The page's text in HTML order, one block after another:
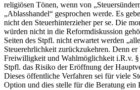
religiösen Tönen, wenn von
„Ablasshandel“ gesprochen werde. Es
nicht den Steuerhinterzieher per se. Die
würden nicht in die Reformdiskussion
Seiten des Stpfl. nicht erwartet werden
Steuerehrlichkeit zurückzukehren. Denn
Freiwilligkeit und Wahlmöglichkeit i.R.v.
Stpfl. das Risiko der Eröffnung der
Dieses öffentliche Verfahren sei für viele
Option und dies stelle für die Beratung ein